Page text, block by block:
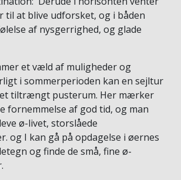
til at blive udforsket, og i båden
af nysgerrighed, og glade
et væld af muligheder og
i sommerperioden kan en sejltur
tiltrængt pusterum. Her mærker
fornemmelse af god tid, og man
ø-livet, storslåede
og I kan gå på opdagelse i øernes
og finde de små, fine ø-